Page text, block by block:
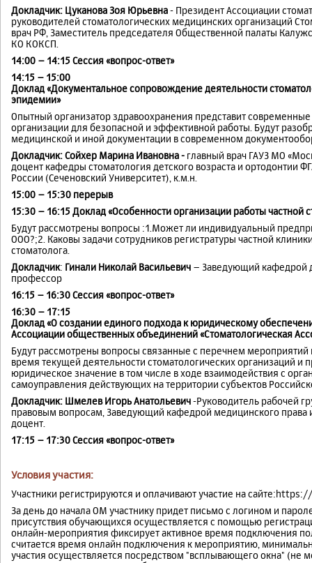
Докладчик: Цуканова Зоя Юрьевна- Президент Ассоциации
руководителей стоматологических медицинских организаций
врач РФ, Заместитель председателя Общественной палаты
КО КОКСП.
14:00 – 14:15 Сессия «вопрос-ответ»
14:15 – 15:00
Доклад «Документальное сопровождение деятельности
эпидемии»
Опытный организатор здравоохранения представит
организации для безопасной и эффективной работы. Будут
медицинской и иной документации в современном
Докладчик:Сойхер Марина Ивановна - главный врач ГАУЗ МО
доцент кафедры стоматология детского возраста и
России (Сеченовский Университет), к.м.н.
15:00 – 15:30 перерыв
15:30 – 16:15 Доклад «Особенности организации работы частной
Будут рассмотрены вопросы :1.Может ли индивидуальный
ООО?;2. Каковы задачи сотрудников регистратуры частной
стоматолога.
Докладчик: Гинали Николай Васильевич – Заведующий кафедрой
профессор
16:15 – 16:30 Сессия «вопрос-ответ»
16:30 – 17:15
Доклад «О создании единого подхода к юридическому
Ассоциации общественных объединений «Стоматологическая
Будут рассмотрены вопросы связанные с перечнем мероприятий
время текущей деятельности стоматологических организаций
юридическое значение в том числе в ходе взаимодействия с
самоуправления действующих на территории субъектов
Докладчик: Шмелев Игорь Анатольевич-Руководитель рабочей
правовым вопросам, Заведующий кафедрой медицинского
доцент.
17:15 – 17:30 Сессия «вопрос-ответ»
Условия участия:
Участники регистрируются и оплачивают участие на
За день до начала ОМ участнику придет письмо с логином и
присутствия обучающихся осуществляется с помощью
онлайн-мероприятия фиксирует активное время подключения
считается время онлайн подключения к мероприятию,
участия осуществляется посредством "всплывающего окна" (не